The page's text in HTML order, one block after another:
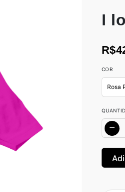
I
COR